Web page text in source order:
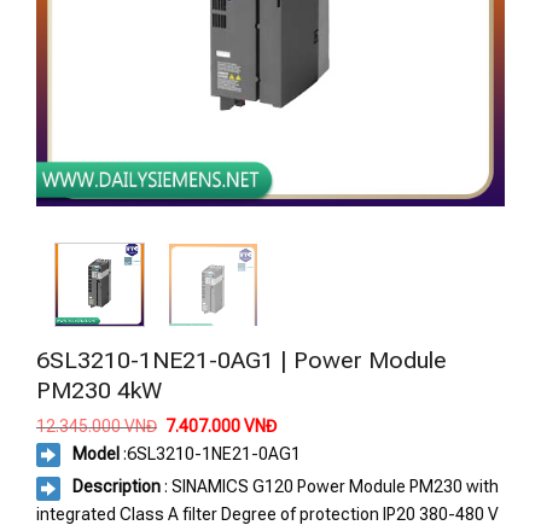
6SL3210-1NE21-0AG1 | Power Module
PM230 4kW
12.345.000VNĐ Giá
là:
12.345.000 VNĐ.
7.407.000VNĐGiá
tại
là:
7.407.000 VNĐ.
Model :6SL3210-1NE21-0AG1
Description: SINAMICS G120 Power Module PM230 with
integrated Class A filter Degree of protection IP20 380-480 V